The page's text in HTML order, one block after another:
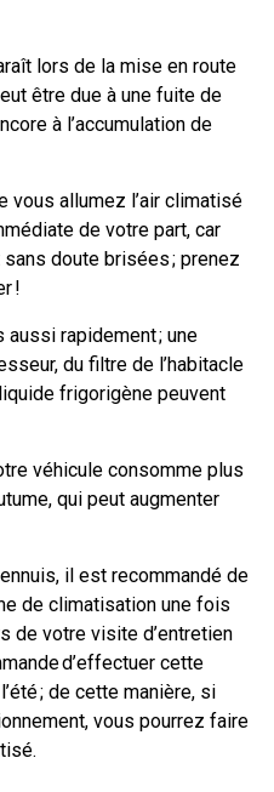
lors de la mise en route
être due à une fuite de
à l’accumulation de
vous allumez l’air climatisé
de votre part, car
doute brisées ; prenez
!
aussi rapidement ; une
du filtre de l’habitacle
frigorigène peuvent
véhicule consomme plus
qui peut augmenter
il est recommandé de
de climatisation une fois
de votre visite d’entretien
d’effectuer cette
; de cette manière, si
vous pourrez faire